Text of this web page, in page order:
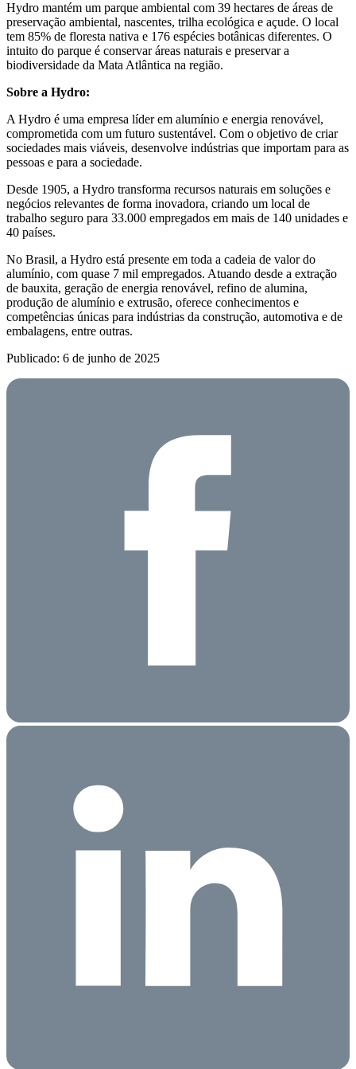
Hydro mantém um parque ambiental com 39 hectares de áreas de
preservação ambiental, nascentes, trilha ecológica e açude. O local
tem 85% de floresta nativa e 176 espécies botânicas diferentes. O
intuito do parque é conservar áreas naturais e preservar a
biodiversidade da Mata Atlântica na região.
Sobre a Hydro:
A Hydro é uma empresa líder em alumínio e energia renovável,
comprometida com um futuro sustentável. Com o objetivo de criar
sociedades mais viáveis, desenvolve indústrias que importam para as
pessoas e para a sociedade.
Desde 1905, a Hydro transforma recursos naturais em soluções e
negócios relevantes de forma inovadora, criando um local de
trabalho seguro para 33.000 empregados em mais de 140 unidades e
40 países.
No Brasil, a Hydro está presente em toda a cadeia de valor do
alumínio, com quase 7 mil empregados. Atuando desde a extração
de bauxita, geração de energia renovável, refino de alumina,
produção de alumínio e extrusão, oferece conhecimentos e
competências únicas para indústrias da construção, automotiva e de
embalagens, entre outras.
Publicado: 6 de junho de 2025